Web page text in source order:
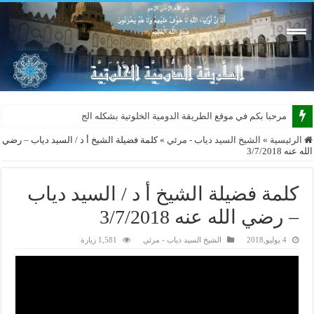
مرحبا بكم في موقع الطريقة الدومية الخلوتية بشكله الجديد 2015
الرئيسية » الشيخ السيد دياب - مرئي » كلمة فضيلة الشيخ أ د / السيد دياب – رضي
الله عنه 3/7/2018
كلمة فضيلة الشيخ أ د / السيد دياب
– رضي الله عنه 3/7/2018
4 يوليو,2018 الشيخ السيد دياب - مرئي 1,581 زيارة